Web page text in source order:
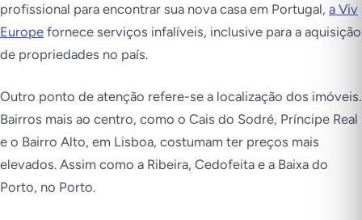
profissional para encontrar sua nova casa em Portugal, a Viv
Europe fornece serviços infalíveis, inclusive para a aquisição
de propriedades no país.
Outro ponto de atenção refere-se a localização dos imóveis.
Bairros mais ao centro, como o Cais do Sodré, Príncipe Real
e o Bairro Alto, em Lisboa, costumam ter preços mais
elevados. Assim como a Ribeira, Cedofeita e a Baixa do
Porto, no Porto.